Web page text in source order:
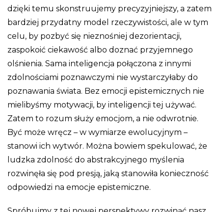
dzięki temu skonstruujemy precyzyjniejszy, a zatem
bardziej przydatny model rzeczywistości, ale w tym
celu, by pozbyć się nieznośniej dezorientacji,
zaspokoić ciekawość albo doznać przyjemnego
olśnienia. Sama inteligencja połączona z innymi
zdolnościami poznawczymi nie wystarczyłaby do
poznawania świata. Bez emocji epistemicznych nie
mielibyśmy motywacji, by inteligencji tej używać.
Zatem to rozum służy emocjom, a nie odwrotnie.
Być może wręcz – w wymiarze ewolucyjnym –
stanowi ich wytwór. Można bowiem spekulować, że
ludzka zdolność do abstrakcyjnego myślenia
rozwinęła się pod presją, jaką stanowiła konieczność
odpowiedzi na emocje epistemiczne.